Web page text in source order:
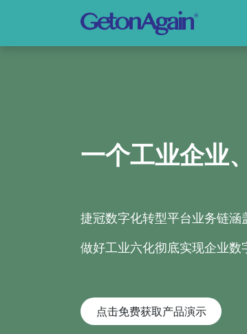
一个工业企业
捷冠数字化转型平台业务链
做好工业六化彻底实现企业数
点击免费获取产品演示